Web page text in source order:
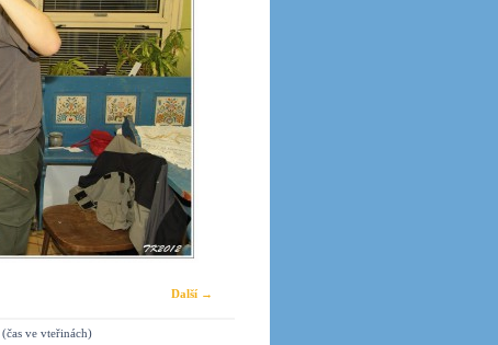
Další →
(čas ve vteřinách)